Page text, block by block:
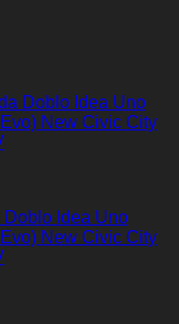
Doblo Idea Uno
New Civic City